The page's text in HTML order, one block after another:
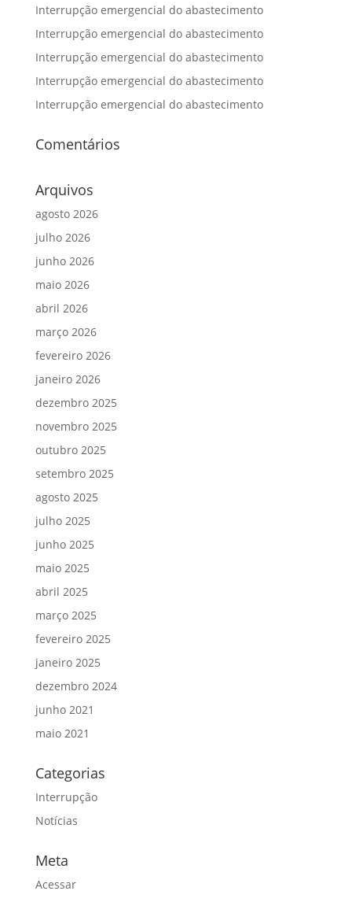
Interrupção emergencial do abastecimento
Interrupção emergencial do abastecimento
Interrupção emergencial do abastecimento
Interrupção emergencial do abastecimento
Interrupção emergencial do abastecimento
Comentários
Arquivos
agosto 2026
julho 2026
junho 2026
maio 2026
abril 2026
março 2026
fevereiro 2026
janeiro 2026
dezembro 2025
novembro 2025
outubro 2025
setembro 2025
agosto 2025
julho 2025
junho 2025
maio 2025
abril 2025
março 2025
fevereiro 2025
janeiro 2025
dezembro 2024
junho 2021
maio 2021
Categorias
Interrupção
Notícias
Meta
Acessar